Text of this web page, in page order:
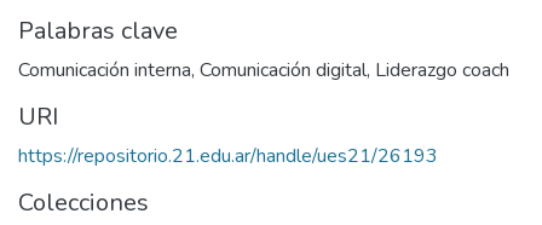
Palabras clave
Comunicación interna, Comunicación digital, Liderazgo coach
URI
https://repositorio.21.edu.ar/handle/ues21/26193
Colecciones